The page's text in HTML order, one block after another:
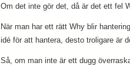
Om det inte gör det, då är det ett fel
När man har ett rätt Why blir
idé för att hantera, desto troligare är
Så, om man inte är ett dugg